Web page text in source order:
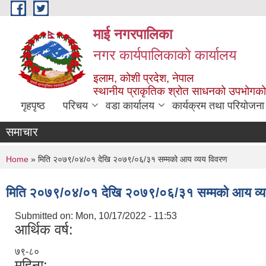
Skip to main content
माई नगरपालिका
नगर कार्यपालिकाको कार्यालय
इलाम, कोशी प्रदेश, नेपाल
स्थानीय प्राकृतिक श्रोत साधनको
गृहपृष्ठ परिचय वडा कार्यालय कार्यक्रम तथा परियोजना
समाचार
You are here
Home » मिति २०७९/०४/०१ देखि २०७९/०६/३१ सम्मको आय व्यय विवरण
मिति २०७९/०४/०१ देखि २०७९/०६/३१ सम्मको आय
Submitted on: Mon, 10/17/2022 - 11:53
आर्थिक वर्ष:
७९-८०